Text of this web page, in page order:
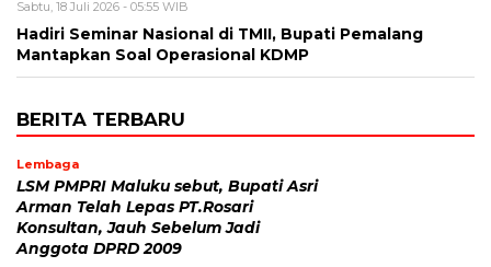
Sabtu, 18 Juli 2026 - 05:55 WIB
Hadiri Seminar Nasional di TMII, Bupati Pemalang
Mantapkan Soal Operasional KDMP
BERITA TERBARU
Lembaga
LSM PMPRI Maluku sebut, Bupati Asri
Arman Telah Lepas PT.Rosari
Konsultan, Jauh Sebelum Jadi
Anggota DPRD 2009